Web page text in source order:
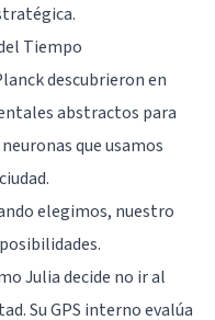
Tiempo
descubrieron en
abstractos para
que usamos
elegimos, nuestro
Julia decide no ir al
Su GPS interno evalúa